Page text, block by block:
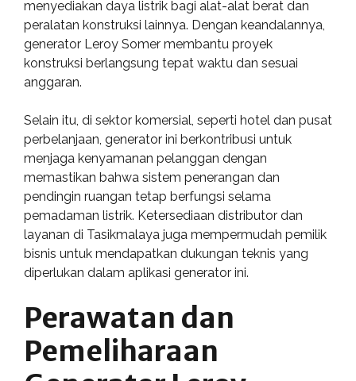
menyediakan daya listrik bagi alat-alat berat dan
peralatan konstruksi lainnya. Dengan keandalannya,
generator Leroy Somer membantu proyek
konstruksi berlangsung tepat waktu dan sesuai
anggaran.
Selain itu, di sektor komersial, seperti hotel dan pusat
perbelanjaan, generator ini berkontribusi untuk
menjaga kenyamanan pelanggan dengan
memastikan bahwa sistem penerangan dan
pendingin ruangan tetap berfungsi selama
pemadaman listrik. Ketersediaan distributor dan
layanan di Tasikmalaya juga mempermudah pemilik
bisnis untuk mendapatkan dukungan teknis yang
diperlukan dalam aplikasi generator ini.
Perawatan dan
Pemeliharaan